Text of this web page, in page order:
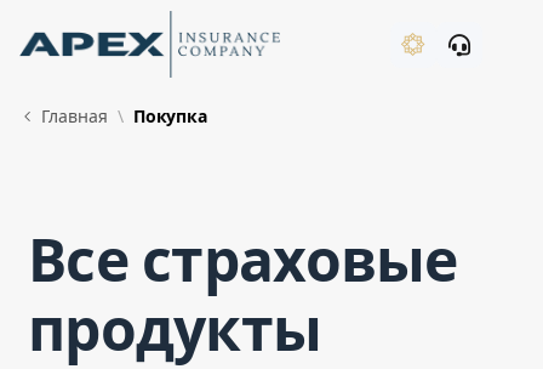
Skip to Main Content
Главная Покупка
Все страховые
продукты
New
What's New